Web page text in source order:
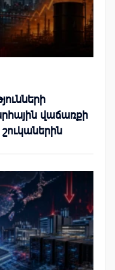
վաճառքի